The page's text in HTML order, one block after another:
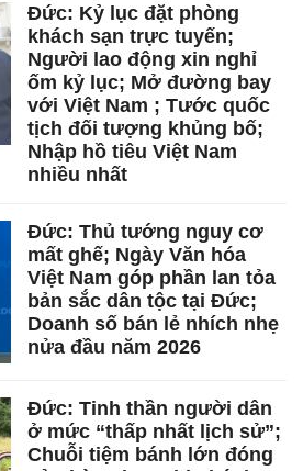
Đức: Kỷ lục đặt phòng
khách sạn trực tuyến;
Người lao động xin nghỉ
ốm kỷ lục; Mở đường bay
với Việt Nam ; Tước quốc
tịch đối tượng khủng bố;
Nhập hồ tiêu Việt Nam
nhiều nhất
Đức: Thủ tướng nguy cơ
mất ghế; Ngày Văn hóa
Việt Nam góp phần lan tỏa
bản sắc dân tộc tại Đức;
Doanh số bán lẻ nhích nhẹ
nửa đầu năm 2026
Đức: Tinh thần người dân
ở mức “thấp nhất lịch sử”;
Chuỗi tiệm bánh lớn đóng